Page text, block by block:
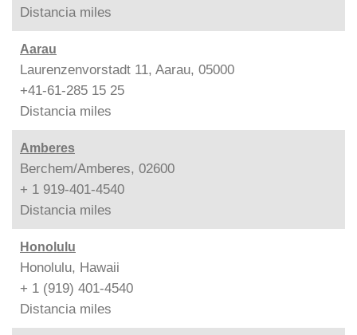
Distancia miles
Aarau
Laurenzenvorstadt 11, Aarau, 05000
+41-61-285 15 25
Distancia miles
Amberes
Berchem/Amberes, 02600
+ 1 919-401-4540
Distancia miles
Honolulu
Honolulu, Hawaii
+ 1 (919) 401-4540
Distancia miles